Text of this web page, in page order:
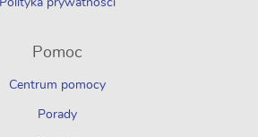
Polityka prywatności
Pomoc
Centrum pomocy
Porady